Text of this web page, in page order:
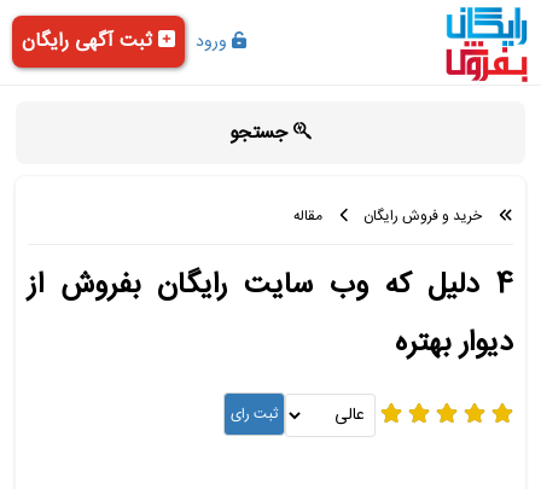
ورود ثبت آگهی رایگان
جستجو
خرید و فروش رایگان مقاله
4 دلیل که وب سایت رایگان بفروش از
دیوار بهتره